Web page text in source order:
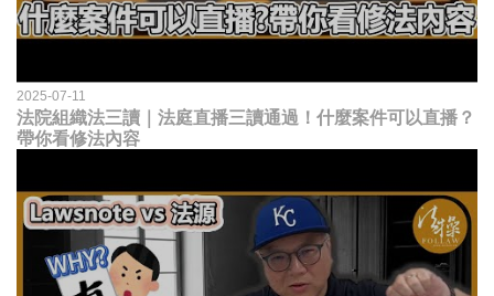
2025-07-11
法院組織法三讀｜法庭直播三讀通過！什麼案件可以直播？
帶你看修法內容